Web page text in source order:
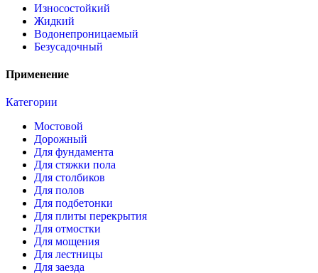
Износостойкий
Жидкий
Водонепроницаемый
Безусадочный
Применение
Категории
Мостовой
Дорожный
Для фундамента
Для стяжки пола
Для столбиков
Для полов
Для подбетонки
Для плиты перекрытия
Для отмостки
Для мощения
Для лестницы
Для заезда